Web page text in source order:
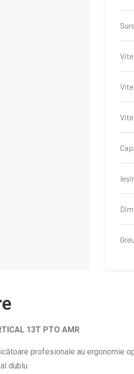
13T PTO AMR
profesionale au ergonomie
dublu